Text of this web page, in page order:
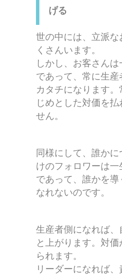
げる
世の中には、立派な
くさんいます。
しかし、お客さん
であって、常に生産
カタチになります。
じめとした対価を払
せん。
同様にして、誰か
けのフォロワーは一
であって、誰かを導
なれないのです。
生産者側になれば、
と上がります。対
られます。
リーダーになれば